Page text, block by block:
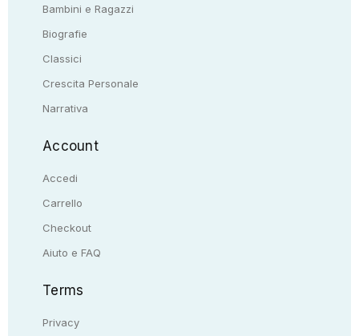
Bambini e Ragazzi
Biografie
Classici
Crescita Personale
Narrativa
Account
Accedi
Carrello
Checkout
Aiuto e FAQ
Terms
Privacy